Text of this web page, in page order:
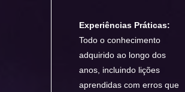
Experiências Práticas:
Todo o conhecimento
adquirido ao longo dos
anos, incluindo lições
aprendidas com erros que